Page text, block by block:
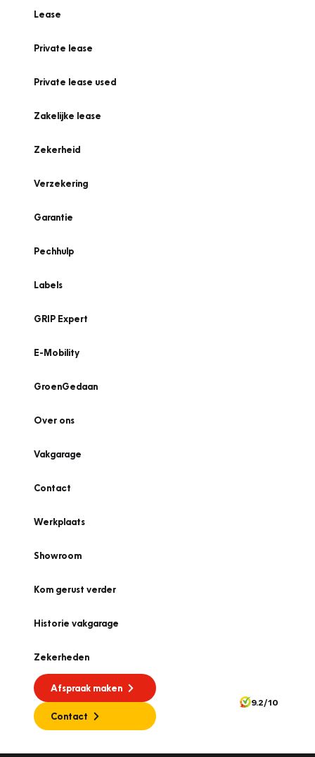
Lease
Private lease
Private lease used
Zakelijke lease
Zekerheid
Verzekering
Garantie
Pechhulp
Labels
GRIP Expert
E-Mobility
GroenGedaan
Over ons
Vakgarage
Contact
Werkplaats
Showroom
Kom gerust verder
Historie vakgarage
Zekerheden
Afspraak maken
Contact
9.2/10